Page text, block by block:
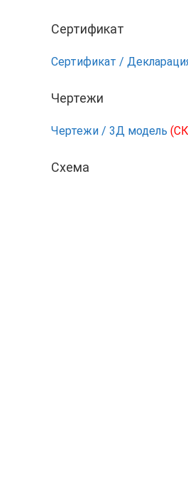
Сертификат
Сертификат /
Чертежи
Чертежи / 3Д модель
Схема